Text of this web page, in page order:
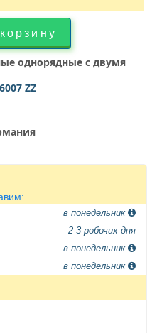
однорядные с двумя
6007 ZZ
в понедельник
2-3 робочих дня
в понедельник
в понедельник